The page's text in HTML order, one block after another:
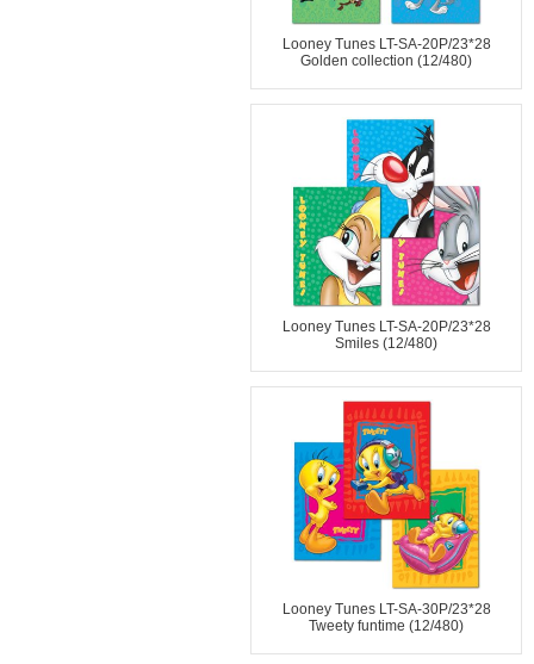
Looney Tunes LT-SA-20P/23*28
Golden collection (12/480)
Looney Tunes LT-SA-20P/23*28
Smiles (12/480)
Looney Tunes LT-SA-30P/23*28
Tweety funtime (12/480)